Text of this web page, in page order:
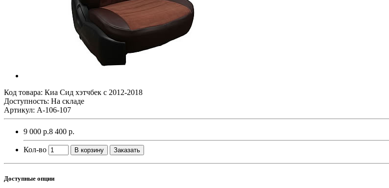
Код товара: Киа Сид хэтчбек с 2012-2018
Доступность: На складе
Артикул: A-106-107
9 000 р.8 400 р.
Кол-во В корзину Заказать
Доступные опции